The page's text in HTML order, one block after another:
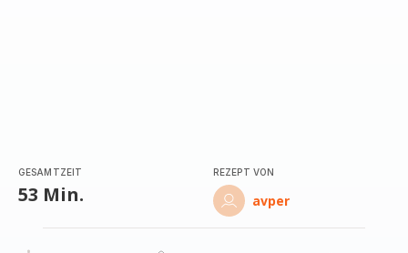
GESAMTZEIT
53 Min.
REZEPT VON
avper